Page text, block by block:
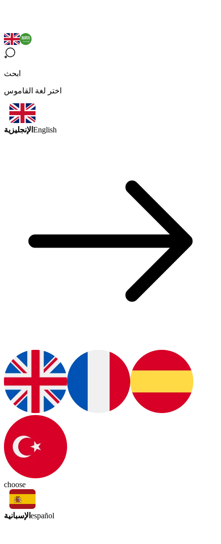
ابحث
اختر لغة القاموس
الإنجليزية English
choose
الإسبانية español